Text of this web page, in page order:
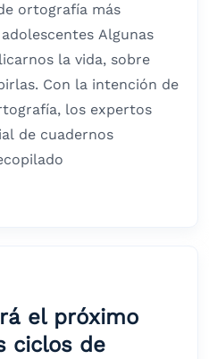
ortografía más
Algunas
la vida, sobre
Con la intención de
los expertos
de cuadernos
el próximo
ciclos de